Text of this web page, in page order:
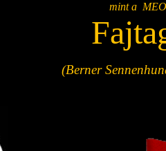
minta
(Berner